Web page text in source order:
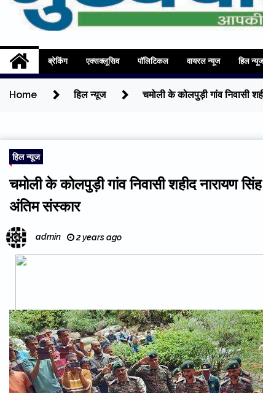
Mukhyadhara
Aapki Aawaz
ब्रेकिंग एक्सक्लूसिव पॉलिटिकल वायरल न्यूज हिल न्यूज
Home हिल न्यूज चमोली के कोलपुड़ी गांव निवासी
हिल न्यूज
चमोली के कोलपुड़ी गांव निवासी शहीद नारायण
अंतिम संस्कार
admin 2 years ago